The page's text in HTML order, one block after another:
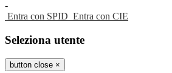
-
Entra con SPID Entra con CIE
Seleziona utente
button close ×